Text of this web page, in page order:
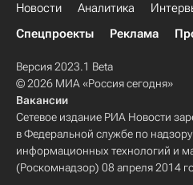
Новости Аналитика
Спецпроекты
Реклама
Версия 2023.1 Beta
© 2026 МИА «Россия сегодня»
Вакансии
Сетевое издание РИА Новости
в Федеральной службе по
информационных технологий и
(Роскомнадзор) 08 апреля 2014